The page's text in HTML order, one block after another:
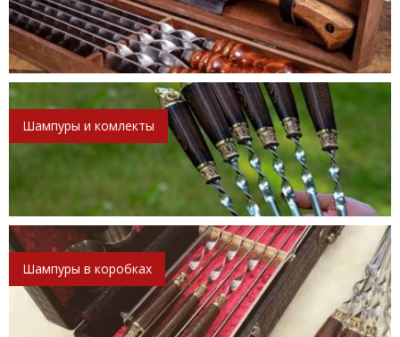
Шампуры и комлекты
Шампуры в коробках